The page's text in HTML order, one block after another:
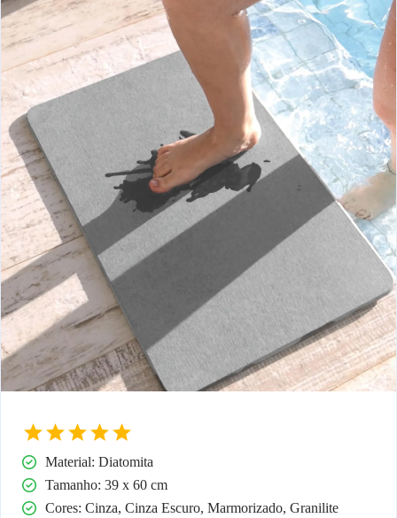
Material: Diatomita
Tamanho: 39 x 60 cm
Cores: Cinza, Cinza Escuro, Marmorizado, Granilite